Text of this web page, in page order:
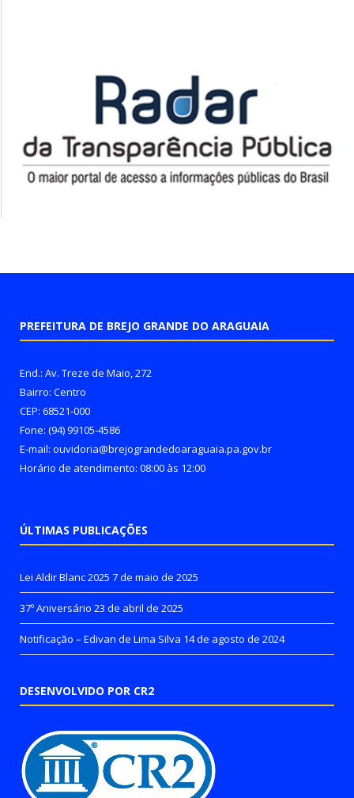
PREFEITURA DE BREJO GRANDE DO ARAGUAIA
End.: Av. Treze de Maio, 272
Bairro: Centro
CEP: 68521-000
Fone: (94) 99105-4586
E-mail: ouvidoria@brejograndedoaraguaia.pa.gov.br
Horário de atendimento: 08:00 às 12:00
ÚLTIMAS PUBLICAÇÕES
Lei Aldir Blanc 2025 7 de maio de 2025
37º Aniversário 23 de abril de 2025
Notificação – Edivan de Lima Silva 14 de agosto de 2024
DESENVOLVIDO POR CR2